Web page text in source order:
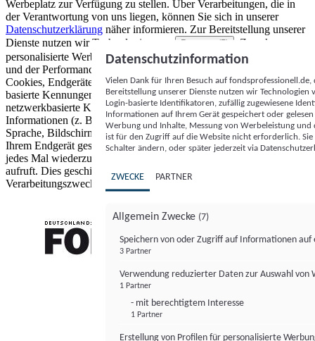
Werbeplatz zur Verfügung zu stellen. Über Verarbeitungen, die in
der Verantwortung von uns liegen, können Sie sich in unserer
Datenschutzerklärung näher informieren. Zur Bereitstellung unserer
Dienste nutzen wir Technologien von
Partnern (5)
. Zwecke:
personalisierte Werbung und Inhalte, Messung von Werbeleistung
und der Performance von Inhalten sowie Zielgruppenforschung.
Cookies, Endgeräte- oder ähnliche Online-Kennungen (z. B. login-
basierte Kennungen, zufällig generierte Kennungen,
netzwerkbasierte Kennungen) können zusammen mit anderen
Informationen (z. B. Browsertyp und Browserinformationen,
Sprache, Bildschirmgröße, unterstützte Technologien usw.) auf
Ihrem Endgerät gespeichert oder von dort ausgelesen werden, um es
jedes Mal wiederzuerkennen, wenn es eine App oder einer Webseite
aufruft. Dies geschieht für einen oder mehrere der hier aufgeführten
Verarbeitungszwecke.
Datenschutzinformation
Vielen Dank für Ihren Besuch auf
Bereitstellung unserer Dienste nutzen wir Technologien
Login-basierte Identifikatoren, zufällig zugewiesene
Informationen auf Ihrem Gerät gespeichert oder
Werbung und Inhalte, Messung von Werbeleistung
ist für den Zugriff auf die Website nicht erforderlich.
Schalter ändern, oder später jederzeit via
ZWECKE PARTNER
Allgemein Zwecke (7)
Speichern von oder Zugriff auf Informationen auf
3 Partner
Verwendung reduzierter Daten zur Auswahl von
1 Partner
- mit berechtigtem Interesse
1 Partner
Erstellung von Profilen für personalisierte
FONDS professionell